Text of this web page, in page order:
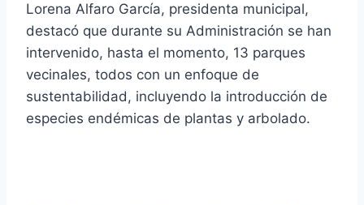
Lorena Alfaro García, presidenta municipal,
destacó que durante su Administración se han
intervenido, hasta el momento, 13 parques
vecinales, todos con un enfoque de
sustentabilidad, incluyendo la introducción de
especies endémicas de plantas y arbolado.